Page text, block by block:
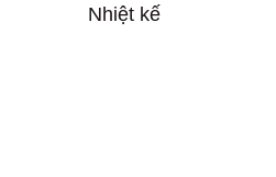
Nhiệt kế